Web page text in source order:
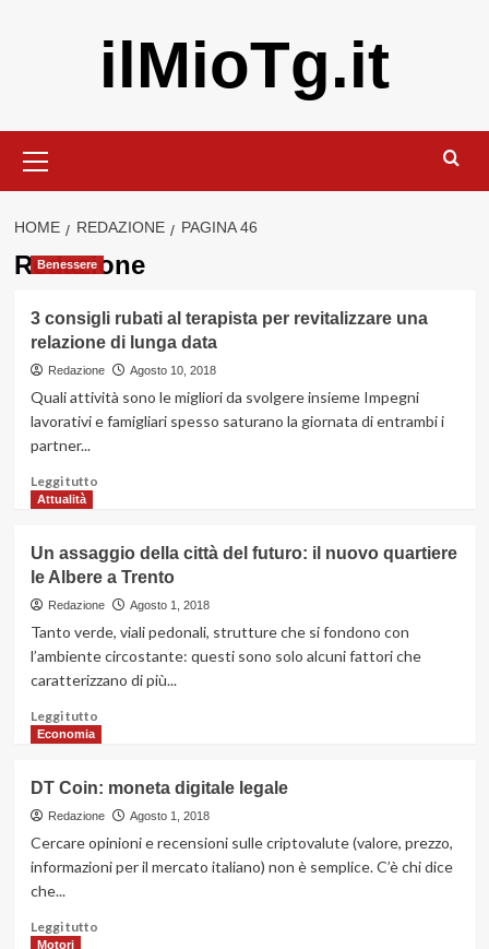
ilMioTg.it
principale
HOME REDAZIONE PAGINA 46
Redazione
Benessere
3 consigli rubati al terapista per revitalizzare una
relazione di lunga data
Redazione Agosto 10, 2018
Quali attività sono le migliori da svolgere insieme Impegni
lavorativi e famigliari spesso saturano la giornata di entrambi i
partner...
Leggi tuttoLeggi
3
consigli
rubati
al
terapista
per
revitalizzare
relazione
di
data
Attualità
Un assaggio della città del futuro: il nuovo quartiere
le Albere a Trento
Redazione Agosto 1, 2018
Tanto verde, viali pedonali, strutture che si fondono con
l’ambiente circostante: questi sono solo alcuni fattori che
caratterizzano di più...
Leggi tuttoLeggi
Un
assaggio
della
città
Economia
DT Coin: moneta digitale legale
Redazione Agosto 1, 2018
Cercare opinioni e recensioni sulle criptovalute (valore, prezzo,
informazioni per il mercato italiano) non è semplice. C’è chi dice
che...
Leggi tuttoLeggi
Motori